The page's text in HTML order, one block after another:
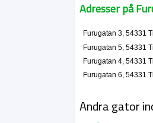
Adresser på
Furugatan 3, 54331
Furugatan 5, 54331
Furugatan 4, 54331
Furugatan 6, 54331
Andra gator